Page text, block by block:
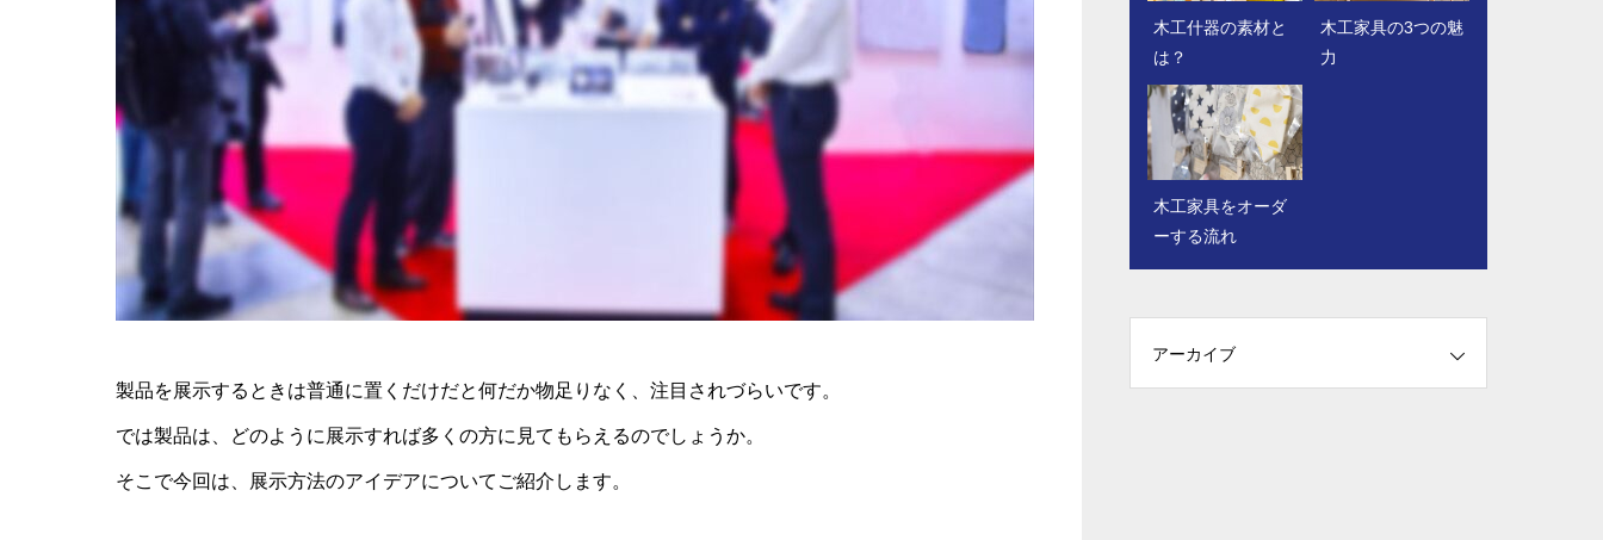
製品を展示するときは普通に置くだけだと何だか物足りなく、注目されづらいです。
では製品は、どのように展示すれば多くの方に見てもらえるのでしょうか。
そこで今回は、展示方法のアイデアについてご紹介します。
木工什器の素材と
は？
木工家具の3つの魅
力
木工家具をオーダ
ーする流れ
イベントでの会場
選びのポイントを
紹介
専門業者にブース
装飾を依頼するメ
什器と家具の違い
について簡単に解
アーカイブ